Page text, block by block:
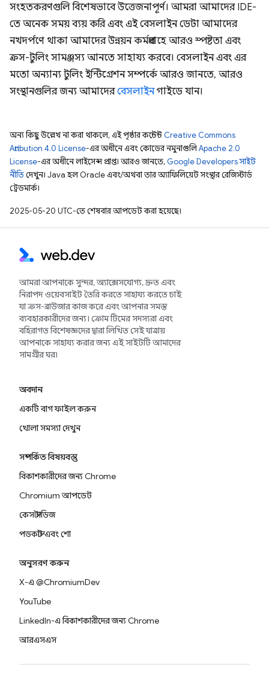
সংহতকরণগুলি বিশেষভাবে উত্তেজনাপূর্ণ। আমরা আমাদের IDE-
তে অনেক সময় ব্যয় করি এবং এই বেসলাইন ডেটা আমাদের
নখদর্পণে থাকা আমাদের উন্নয়ন কর্মপ্রবাহে আরও স্পষ্টতা এবং
ক্রস-টুলিং সামঞ্জস্য আনতে সাহায্য করবে। বেসলাইন এবং এর
মতো অন্যান্য টুলিং ইন্টিগ্রেশন সম্পর্কে আরও জানতে, আরও
সংস্থানগুলির জন্য আমাদেরবেসলাইনগাইডে যান।
অন্য কিছু উল্লেখ না করা থাকলে, এই পৃষ্ঠার কন্টেন্ট Creative Commons
Attribution 4.0 License-এর অধীনে এবং কোডের নমুনাগুলিApache 2.0
License-এর অধীনে লাইসেন্স প্রাপ্ত। আরও জানতে, Google Developers সাইট
নীতিদেখুন। Java হল Oracle এবং/অথবা তার অ্যাফিলিয়েট সংস্থার রেজিস্টার্ড
ট্রেডমার্ক।
2025-05-20 UTC-তে শেষবার আপডেট করা হয়েছে।
আমরা আপনাকে সুন্দর, অ্যাক্সেসযোগ্য, দ্রুত এবং
নিরাপদ ওয়েবসাইট তৈরি করতে সাহায্য করতে চাই
যা ক্রস-ব্রাউজার কাজ করে এবং আপনার সমস্ত
ব্যবহারকারীদের জন্য। ক্রোম টিমের সদস্যরা এবং
বহিরাগত বিশেষজ্ঞদের দ্বারা লিখিত সেই যাত্রায়
আপনাকে সাহায্য করার জন্য এই সাইটটি আমাদের
সামগ্রীর ঘর৷
অবদান
একটি বাগ ফাইল করুন
খোলা সমস্যা দেখুন
সম্পর্কিত বিষয়বস্তু
বিকাশকারীদের জন্য Chrome
Chromium আপডেট
কেস স্টাডিজ
পডকাস্ট এবং শো
অনুসরণ করুন
X-এ @ChromiumDev
YouTube
LinkedIn-এ বিকাশকারীদের জন্য Chrome
আরএসএস